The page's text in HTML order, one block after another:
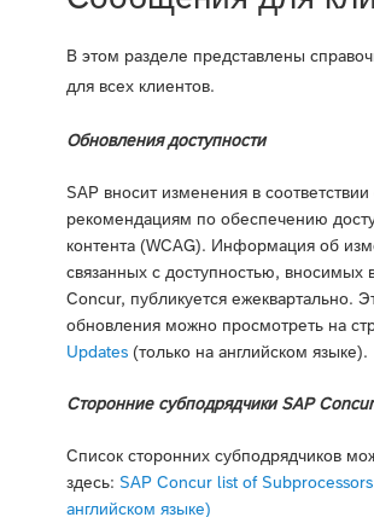
В этом разделе представлены
для всех клиентов.
Обновления доступности
SAP вносит изменения в
рекомендациям по обеспечению
контента (WCAG). Информация об
связанных с доступностью, вносимых
Concur, публикуется ежеквартально.
обновления можно просмотреть на
Updates (только на английском языке).
Сторонние субподрядчики SAP Concur
Список сторонних субподрядчиков
здесь: SAP Concur list of
английском языке)